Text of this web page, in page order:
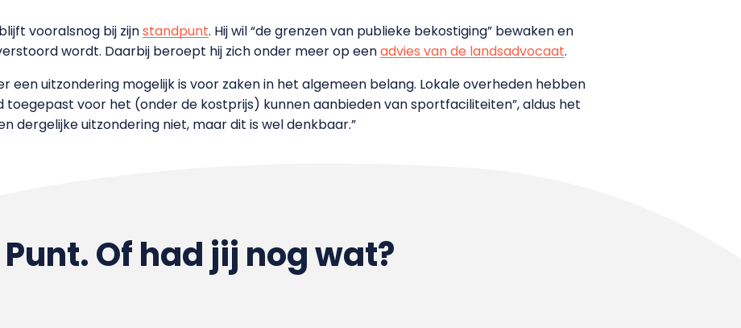
vooralsnog bij zijnstandpunt. Hij wil “de grenzen van publieke bekostiging” bewaken en
wordt. Daarbij beroept hij zich onder meer op eenadvies van de landsadvocaat.
een uitzondering mogelijk is voor zaken in het algemeen belang. Lokale overheden hebben
toegepast voor het (onder de kostprijs) kunnen aanbieden van sportfaciliteiten”, aldus het
dergelijke uitzondering niet, maar dit is wel denkbaar.”
Punt. Of had jij nog wat?